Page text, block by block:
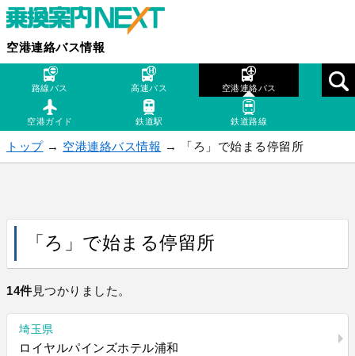
空港連絡バス情報
路線バス 高速バス 空港連絡バス
空港ガイド 鉄道駅 鉄道路線
トップ→ 空港連絡バス情報 → 「ろ」で始まる停留所
「ろ」で始まる停留所
14件見つかりました。
埼玉県
ロイヤルパインズホテル浦和